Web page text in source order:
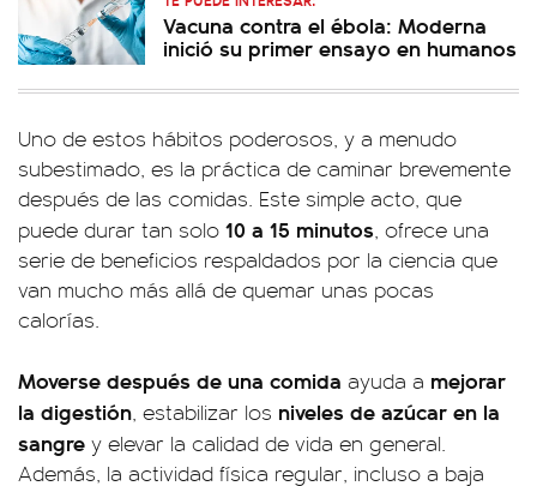
Vacuna contra el ébola: Moderna
inició su primer ensayo en humanos
Uno de estos hábitos poderosos, y a menudo
subestimado, es la práctica de caminar brevemente
después de las comidas. Este simple acto, que
puede durar tan solo 10 a 15 minutos, ofrece una
serie de beneficios respaldados por la ciencia que
van mucho más allá de quemar unas pocas
calorías.
Moverse después de una comida ayuda a mejorar
la digestión, estabilizar los niveles de azúcar en la
sangre y elevar la calidad de vida en general.
Además, la actividad física regular, incluso a baja